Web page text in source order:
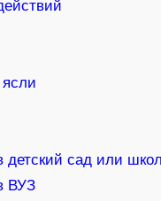
детский сад или
ВУЗ